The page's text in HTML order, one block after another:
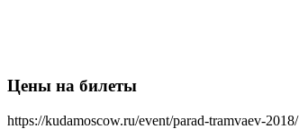
Цены на билеты
https://kudamoscow.ru/event/parad-tramvaev-2018/